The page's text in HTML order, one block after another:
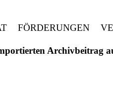
FÖRDERUNGEN
Archivbeitrag